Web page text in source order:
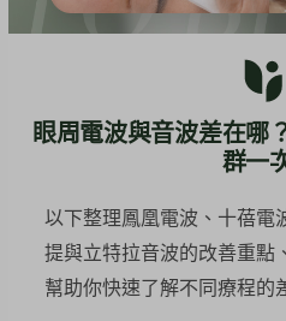
眼周電波與音波差在哪
群一
以下整理鳳凰電波、十蓓電
提與立特拉音波的改善重點
幫助你快速了解不同療程的